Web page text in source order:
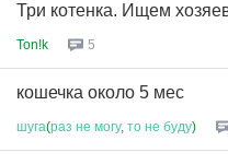
Три котенка. Ищем
Ton!k 5
кошечка около 5 мес
шуга(раз не могу, то не буду)